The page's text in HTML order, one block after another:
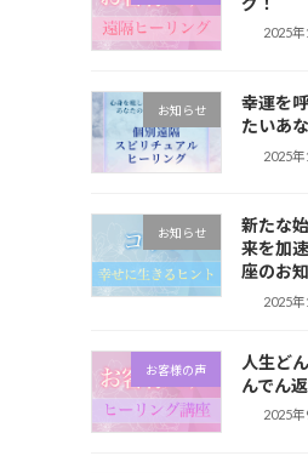
2025
お知らせ
幸運を
たいあ
2025
お知らせ
新たな
来を加
座のお
2025
お客様の声
人生ど
んでん
2025